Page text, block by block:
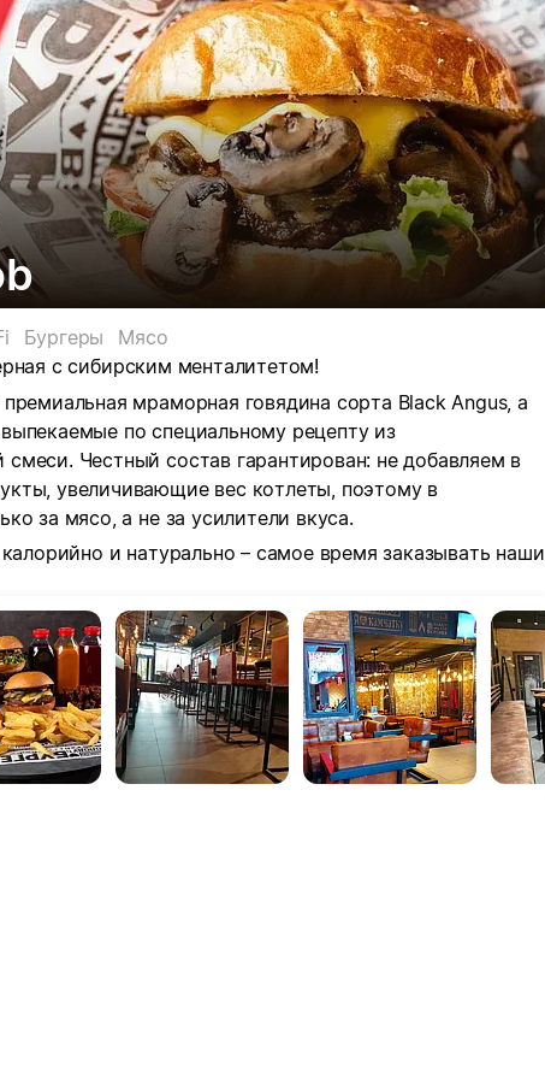
Бургеры
Мясо
с сибирским менталитетом!
мраморная говядина сорта Black Angus, а
по специальному рецепту из
Честный состав гарантирован: не добавляем в
увеличивающие вес котлеты, поэтому в
за мясо, а не за усилители вкуса.
и натурально – самое время заказывать наши